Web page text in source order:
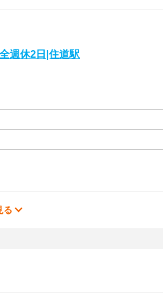
週休2日|住道駅
る